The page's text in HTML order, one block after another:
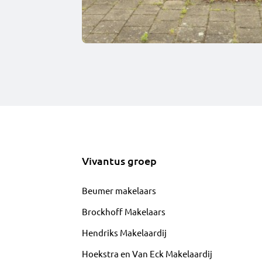
Vivantus groep
Beumer makelaars
Brockhoff Makelaars
Hendriks Makelaardij
Hoekstra en Van Eck Makelaardij